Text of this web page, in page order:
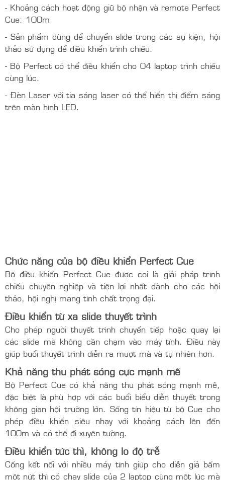
- Khoảng cách hoạt động giữ bộ nhận và remote Perfect
Cue: 100m
- Sản phẩm dùng để chuyển slide trong các sự kiện, hội
thảo sử dụng để điều khiển trình chiếu.
- Bộ Perfect có thể điều khiển cho 04 laptop trình chiếu
cùng lúc.
- Đèn Laser với tia sáng laser có thể hiển thị điểm sáng
trên màn hình LED.
Chức năng của bộ điều khiển Perfect Cue
Bộ điều khiển Perfect Cue được coi là giải pháp trình
chiếu chuyên nghiệp và tiện lợi nhất dành cho các hội
thảo, hội nghị mang tính chất trọng đại.
Điều khiển từ xa slide thuyết trình
Cho phép người thuyết trình chuyển tiếp hoặc quay lại
các slide mà không cần chạm vào máy tính. Điều này
giúp buổi thuyết trình diễn ra mượt mà và tự nhiên hơn.
Khả năng thu phát sóng cực mạnh mẽ
Bộ Perfect Cue có khả năng thu phát sóng mạnh mẽ,
đặc biệt là phù hợp với các buổi biểu diễn thuyết trong
không gian hội trường lớn. Sống tín hiệu từ bộ Cue cho
phép điều khiển siêu nhạy với khoảng cách lên đến
100m và có thể đi xuyên tường.